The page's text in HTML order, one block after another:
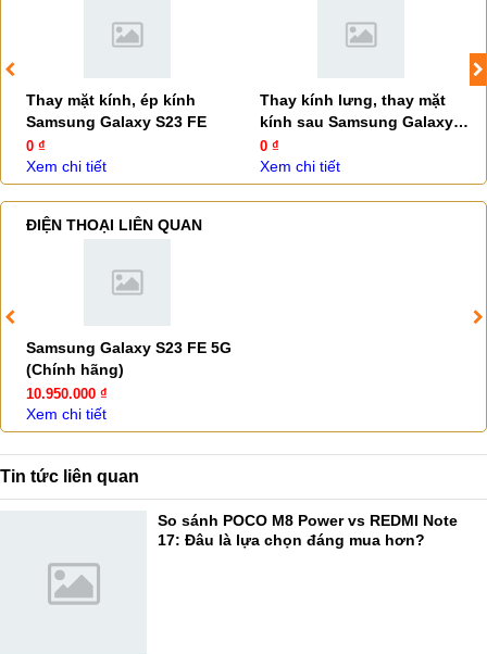
Thay mặt kính, ép kính
Samsung Galaxy S23 FE
0 ₫
Xem chi tiết
Thay kính lưng, thay mặt
kính sau Samsung Galaxy
S23 FE
0 ₫
Xem chi tiết
ĐIỆN THOẠI LIÊN QUAN
Samsung Galaxy S23 FE 5G
(Chính hãng)
10.950.000 ₫
Xem chi tiết
Tin tức liên quan
So sánh POCO M8 Power vs REDMI Note
17: Đâu là lựa chọn đáng mua hơn?